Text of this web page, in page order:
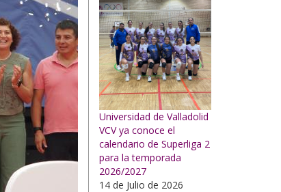
Universidad de Valladolid
VCV ya conoce el
calendario de Superliga 2
para la temporada
2026/2027
14 de Julio de 2026